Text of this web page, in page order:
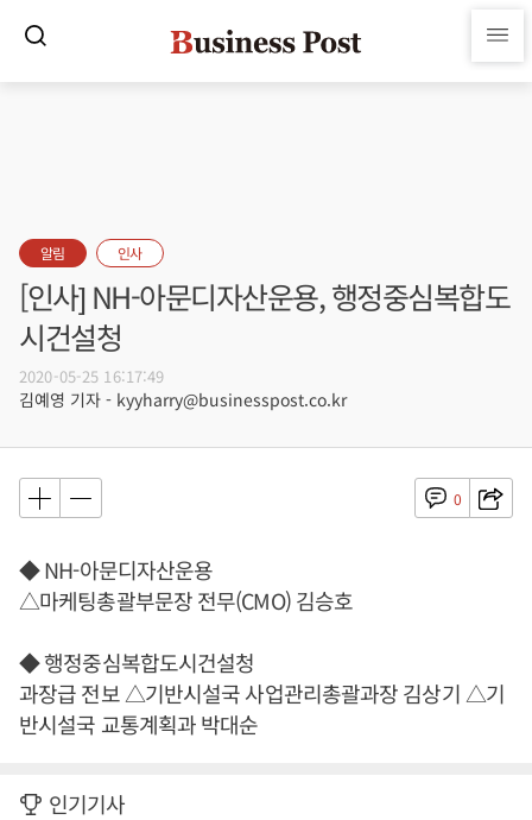
알림 인사
[인사] NH-아문디자산운용, 행정중심복합도
시건설청
2020-05-25 16:17:49
김예영 기자 - kyyharry@businesspost.co.kr
0
◆ NH-아문디자산운용
△마케팅총괄부문장 전무(CMO) 김승호
◆ 행정중심복합도시건설청
과장급 전보 △기반시설국 사업관리총괄과장 김상기 △기
반시설국 교통계획과 박대순
인기기사